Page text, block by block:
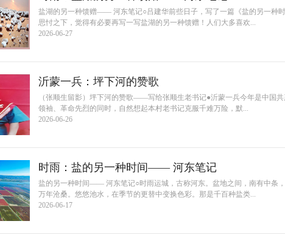
盐湖的另一种馈赠—— 河东笔记○吕建华前些日子，写了一篇《盐的另一种时
思忖之下，觉得有必要再写一写盐湖的另一种馈赠！人们大多喜欢...
2026-06-27
沂蒙一兵：坪下河的赞歌
（张顺生留影）坪下河的赞歌——写给张顺生老书记●沂蒙一兵今年是中国
领袖、革命先烈的同时，自然想起本村老书记克服千难万险，默...
2026-06-26
时雨：盐的另一种时间—— 河东笔记
盐的另一种时间—— 河东笔记○时雨运城，古称河东。盆地之间，南有中条
万年沧桑。悠悠池水，在季节的更替中变换色彩。那是千百种盐类...
2026-06-17